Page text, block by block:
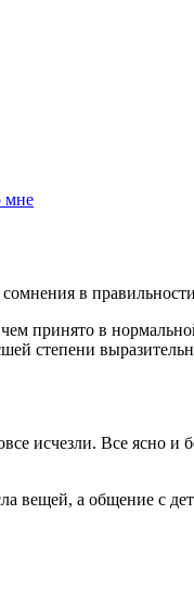
мне
в
принято в
степени
исчезли. Все ясно и
а общение с